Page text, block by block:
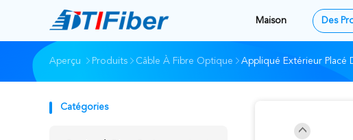
Maison Des
Aperçu Produits Câble À Fibre Optique Appliqué Extérieur Placé
Catégories